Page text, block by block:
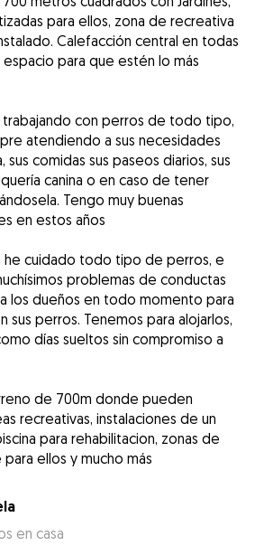
para ellos, zona de recreativa
Calefacción central en todas
espacio para que estén lo más
trabajando con perros de todo tipo,
atendiendo a sus necesidades
sus comidas sus paseos diarios, sus
canina o en caso de tener
Tengo muy buenas
en estos años
he cuidado todo tipo de perros, e
problemas de conductas
los dueños en todo momento para
sus perros. Tenemos para alojarlos,
días sueltos sin compromiso a
de 700m donde pueden
recreativas, instalaciones de un
para rehabilitacion, zonas de
ellos y mucho más
en casa